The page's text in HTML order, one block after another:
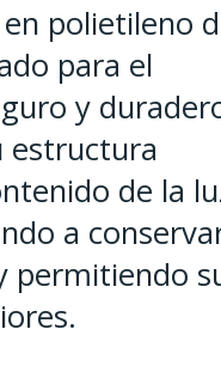
polietileno
para el
y
estructura
de la
a
permitiendo